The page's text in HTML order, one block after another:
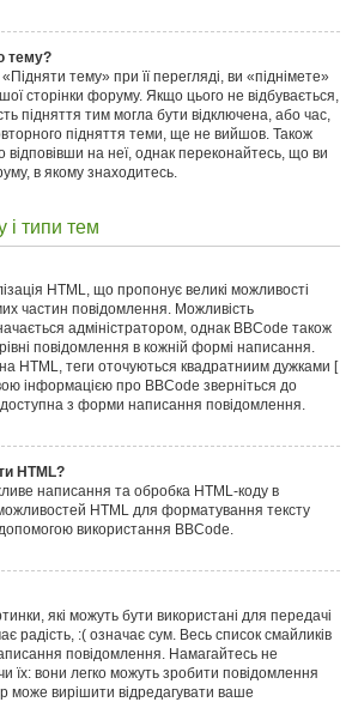
тему?
тему» при її перегляді, ви «піднімете»
сторінки форуму. Якщо цього не відбувається,
підняття тим могла бути відключена, або час,
підняття теми, ще не вийшов. Також
на неї, однак переконайтесь, що ви
в якому знаходитесь.
і типи тем
HTML, що пропонує великі можливості
частин повідомлення. Можливість
адміністратором, однак BBCode також
повідомлення в кожній формі написання.
HTML, теги оточуються квадратниим дужками [
інформацією про BBCode зверніться до
доступна з форми написання повідомлення.
HTML?
написання та обробка HTML-коду в
HTML для форматування тексту
використання BBCode.
які можуть бути використані для передачі
радість, :( означає сум. Весь список смайликів
повідомлення. Намагайтесь не
їх: вони легко можуть зробити повідомлення
може вирішити відредагувати ваше